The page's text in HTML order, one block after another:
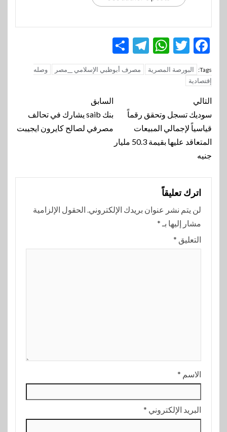
Facebook
Twitter
WhatsApp
Telegram
Tags: البورصة المصرية مصرف أبوظبي الإسلامي __مصر
وصله
إقتصادية
تنقل
المقالة
السابق
بنك saib يشارك في تحالف
مصرفي لصالح كايرون ايجيبت
التالي
سوديك تسجل وتحقق رقماً
قياسياً لإجمالي المبيعات
المتعاقد عليها بقيمة 50.3 مليار
جنيه
اترك تعليقاً
لن يتم نشر عنوان بريدك الإلكتروني. الحقول الإلزامية
مشار إليها بـ *
التعليق *
الاسم *
البريد الإلكتروني *